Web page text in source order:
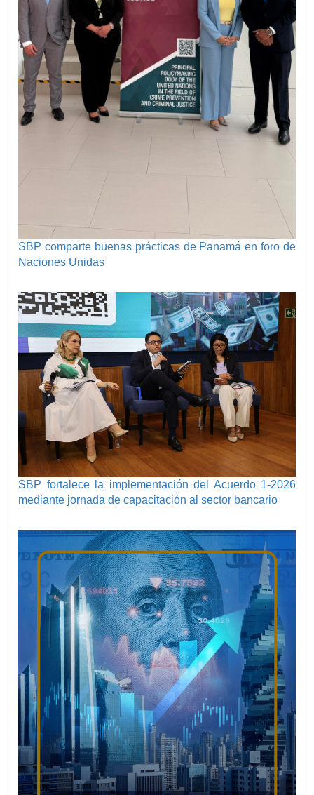
SBP comparte buenas prácticas de Panamá en foro de
Naciones Unidas
SBP fortalece la implementación del Acuerdo 1-2026
mediante jornada de capacitación al sector bancario